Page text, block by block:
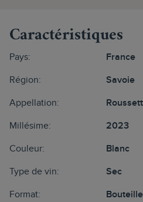
Caractéristiques
Pays: France
Région: Savoie
Appellation:
Millésime: 2023
Couleur: Blanc
Type de vin: Sec
Format: